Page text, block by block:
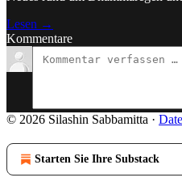
Lesen →
Kommentare
© 2026 Silashin Sabbamitta ·
Starten Sie Ihre Substack